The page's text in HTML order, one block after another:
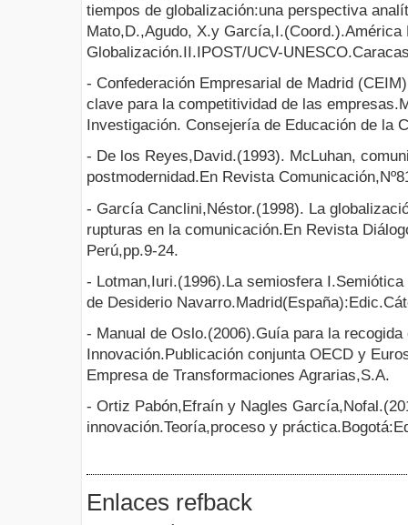
tiempos de globalización:una perspectiva
Mato,D.,Agudo, X.y García,I.(Coord.).América
Globalización.II.IPOST/UCV-
- Confederación Empresarial de Madrid
clave para la competitividad de las
Investigación. Consejería de Educación de la
- De los Reyes,David.(1993). McLuhan,
postmodernidad.En Revista
- García Canclini,Néstor.(1998). La
rupturas en la comunicación.En Revista
Perú,pp.9-24.
- Lotman,Iuri.(1996).La semiosfera
de Desiderio
- Manual de Oslo.(2006).Guía para la
Innovación.Publicación conjunta OECD y
Empresa de Transformaciones Agrarias,S.A.
- Ortiz Pabón,Efraín y Nagles
innovación.Teoría,proceso y
Enlaces refback